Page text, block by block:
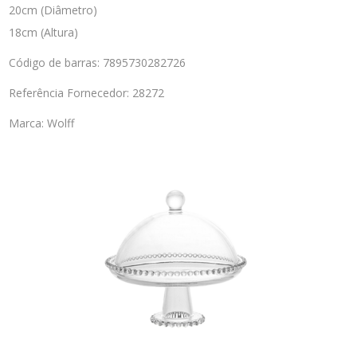
20cm (Diâmetro)
18cm (Altura)
Código de barras: 7895730282726
Referência Fornecedor: 28272
Marca: Wolff